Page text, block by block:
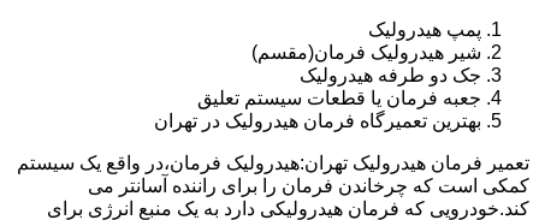
پمپ هیدرولیک
شیر هیدرولیک فرمان(مقسم)
جک دو طرفه هیدرولیک
جعبه فرمان یا قطعات سیستم تعلیق
بهترین تعمیرگاه فرمان هیدرولیک در تهران
تعمیر فرمان هیدرولیک تهران:هیدرولیک فرمان،در واقع یک سیستم
کمکی است که چرخاندن فرمان را برای راننده آسانتر می
کند.خودرویی که فرمان هیدرولیکی دارد به یک منبع انرژی برای